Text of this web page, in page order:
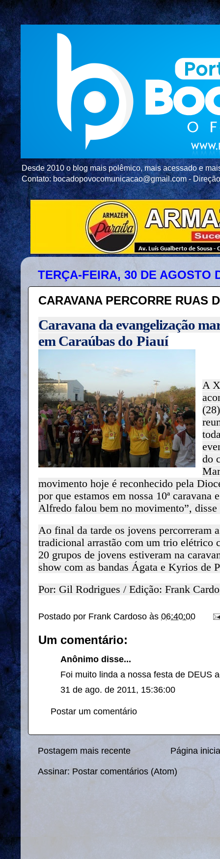
Desde 2010 o blog mais polêmico, mais acessado e
Contato: bocadopovocomunicacao@gmail.com -
TERÇA-FEIRA, 30 DE AGOSTO
CARAVANA PERCORRE RUAS
Caravana da evangelização
em Caraúbasdo Piauí
A
do
movimento hoje é reconhecido pela
por que estamos em nossa 10ª
Alfredo falou bem no movimento”,
Ao final da tarde os jovens percorreram
tradicional arrastão com um trio elétrico
20 grupos de jovens estiveram na
show com as bandas Ágata e Kyrios de
Por: Gil Rodrigues / Edição: Frank
Postado por Frank Cardoso às 06:40:00
Um comentário:
Anônimo disse...
Foi muito linda a nossa festa de DEUS
31 de ago. de 2011, 15:36:00
Postar um comentário
Postagem mais recente Página
Assinar: Postar comentários (Atom)